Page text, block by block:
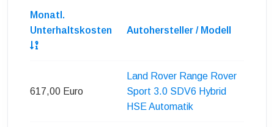
Monatl.
Unterhaltskosten
Autohersteller / Modell
617,00 Euro
Land Rover Range Rover
Sport 3.0 SDV6 Hybrid
HSE Automatik